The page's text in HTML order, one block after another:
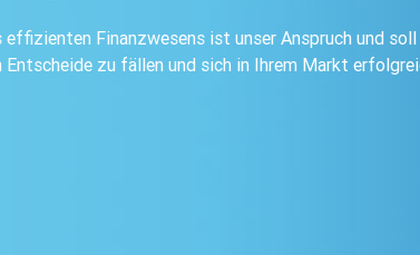
effizienten Finanzwesens ist unser Anspruch und
Entscheide zu fällen und sich in Ihrem Markt